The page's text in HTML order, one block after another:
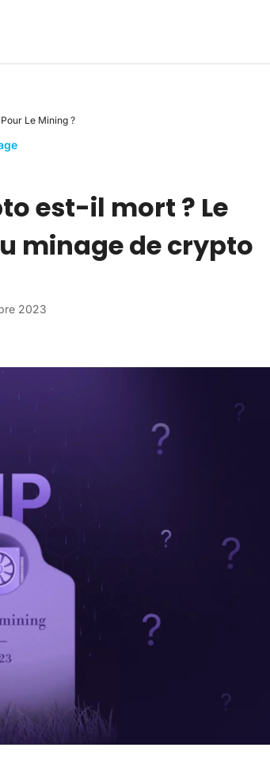
Le Mining ?
est-il mort ? Le
minage de crypto
2023